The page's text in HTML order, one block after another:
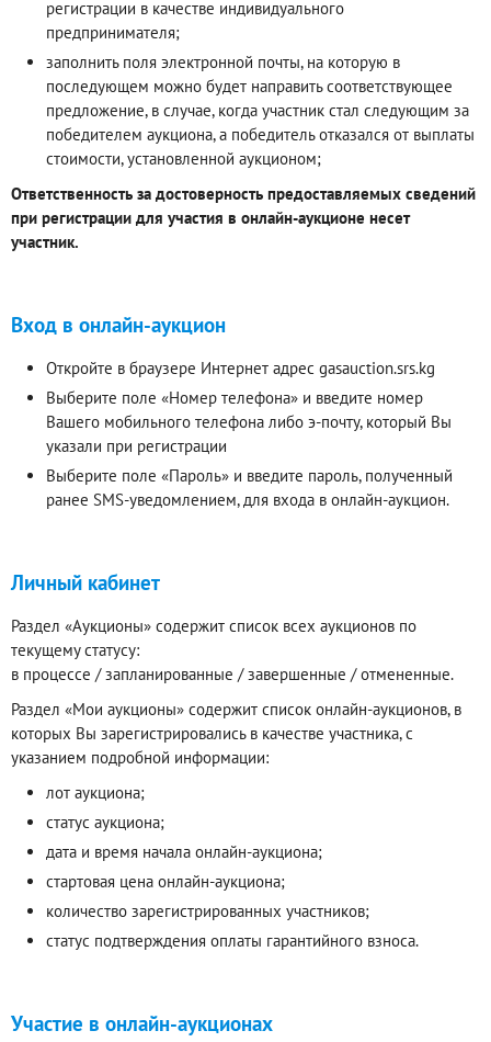
регистрации в качестве индивидуального
предпринимателя;
заполнить поля электронной почты, на которую в
последующем можно будет направить соответствующее
предложение, в случае, когда участник стал следующим за
победителем аукциона, а победитель отказался от выплаты
стоимости, установленной аукционом;
Ответственность за достоверность предоставляемых сведений
при регистрации для участия в онлайн-аукционе несет
участник.
Вход в онлайн-аукцион
Откройте в браузере Интернет адрес gasauction.srs.kg
Выберите поле «Номер телефона» и введите номер
Вашего мобильного телефона либо э-почту, который Вы
указали при регистрации
Выберите поле «Пароль» и введите пароль, полученный
ранее SMS-уведомлением, для входа в онлайн-аукцион.
Личный кабинет
Раздел «Аукционы» содержит список всех аукционов по
текущему статусу:
в процессе / запланированные / завершенные / отмененные.
Раздел «Мои аукционы» содержит список онлайн-аукционов, в
которых Вы зарегистрировались в качестве участника, с
указанием подробной информации:
лот аукциона;
статус аукциона;
дата и время начала онлайн-аукциона;
стартовая цена онлайн-аукциона;
количество зарегистрированных участников;
статус подтверждения оплаты гарантийного взноса.
Участие в онлайн-аукционах